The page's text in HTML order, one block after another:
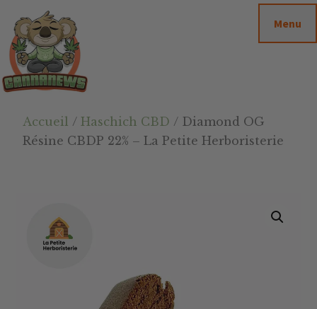
contenu
principal
barre
latérale
principale
footer
Cannanews.fr
Menu
Accueil /Haschich CBD / Diamond OG
Résine CBDP 22% – La Petite Herboristerie